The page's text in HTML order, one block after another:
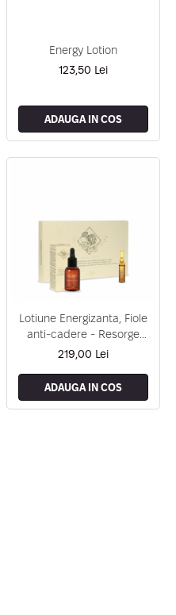
Energy Lotion
123,50 Lei
ADAUGA IN COS
Lotiune Energizanta, Fiole
anti-cadere - Resorge
Energy
219,00 Lei
ADAUGA IN COS